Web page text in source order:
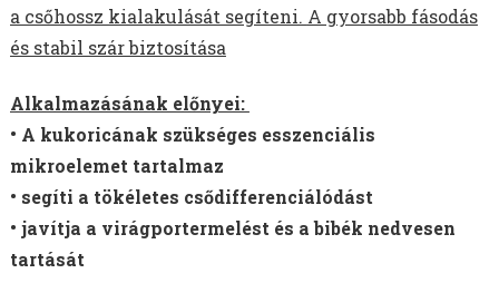
a csőhossz kialakulását segíteni. A gyorsabb fásodás
és stabil szár biztosítása
Alkalmazásának előnyei:
• A kukoricának szükséges esszenciális
mikroelemet tartalmaz
• segíti a tökéletes csődifferenciálódást
• javítja a virágportermelést és a bibék nedvesen
tartását